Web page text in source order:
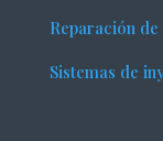
Reparación
Sistemas de